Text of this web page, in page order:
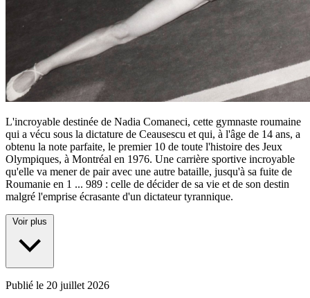
L'incroyable destinée de Nadia Comaneci, cette gymnaste roumaine
qui a vécu sous la dictature de Ceausescu et qui, à l'âge de 14 ans, a
obtenu la note parfaite, le premier 10 de toute l'histoire des Jeux
Olympiques, à Montréal en 1976. Une carrière sportive incroyable
qu'elle va mener de pair avec une autre bataille, jusqu'à sa fuite de
Roumanie en 1 ... 989 : celle de décider de sa vie et de son destin
malgré l'emprise écrasante d'un dictateur tyrannique.
Voir plus
Publié le 20 juillet 2026